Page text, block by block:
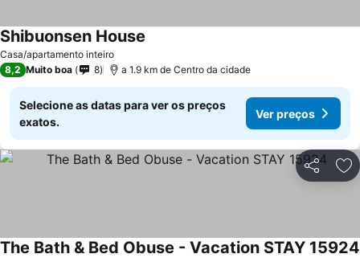
Casa/apartamento inteiro
Shibuonsen House
8,2 Muito boa 8 a 1.9 km de Centro da cidade
Selecione as datas para ver os preços
exatos.
Ver preços
Partilhar
The Bath & Bed Obuse - Vacation STAY 15924